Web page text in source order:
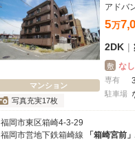
マンション
写真充実17枚
アドバ
5万
2DK |
敷 なし
専有
駐車場
福岡市東区箱崎4-3-29
福岡市営地下鉄箱崎線 「箱崎宮前